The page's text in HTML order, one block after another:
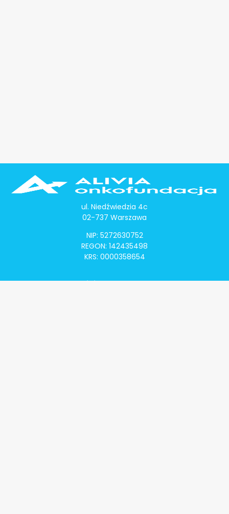
ul. Niedźwiedzia 4c
02-737 Warszawa
NIP: 5272630752
REGON: 142435498
KRS: 0000358654
Alivia Onkomapa